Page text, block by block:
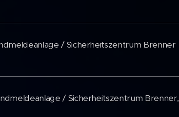
/ Sicherheitszentrum Brenner
/ Sicherheitszentrum Brenner,